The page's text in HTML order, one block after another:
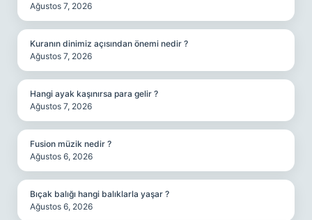
Ağustos 7, 2026
Kuranın dinimiz açısından önemi nedir ?
Ağustos 7, 2026
Hangi ayak kaşınırsa para gelir ?
Ağustos 7, 2026
Fusion müzik nedir ?
Ağustos 6, 2026
Bıçak balığı hangi balıklarla yaşar ?
Ağustos 6, 2026